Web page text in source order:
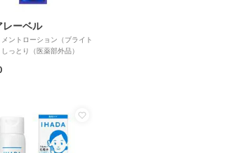
レーベル
メントローション（ブライト
っとり（医薬部外品）